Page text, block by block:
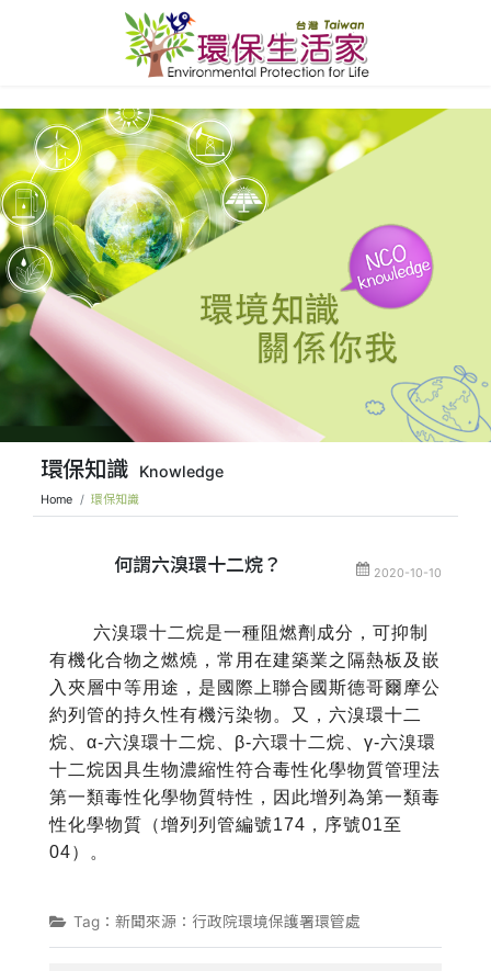
環保知識 Knowledge
Home 環保知識
何謂六溴環十二烷？ 2020-10-10
六溴環十二烷是一種阻燃劑成分，可抑制
有機化合物之燃燒，常用在建築業之隔熱板及嵌
入夾層中等用途，是國際上聯合國斯德哥爾摩公
約列管的持久性有機污染物。又，六溴環十二
烷、α-六溴環十二烷、β-六環十二烷、γ-六溴環
十二烷因具生物濃縮性符合毒性化學物質管理法
第一類毒性化學物質特性，因此增列為第一類毒
性化學物質（增列列管編號174，序號01至
04）。
Tag：新聞來源：行政院環境保護署環管處